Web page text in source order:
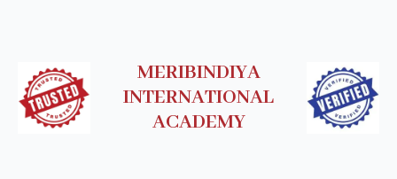
MERIBINDIYA
INTERNATIONAL
ACADEMY